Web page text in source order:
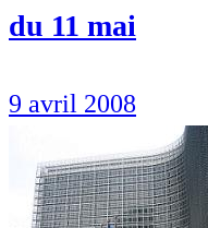
du 11 mai
9 avril 2008